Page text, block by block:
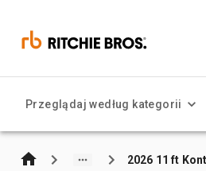
Przeglądaj według kategorii
2026 11 ft